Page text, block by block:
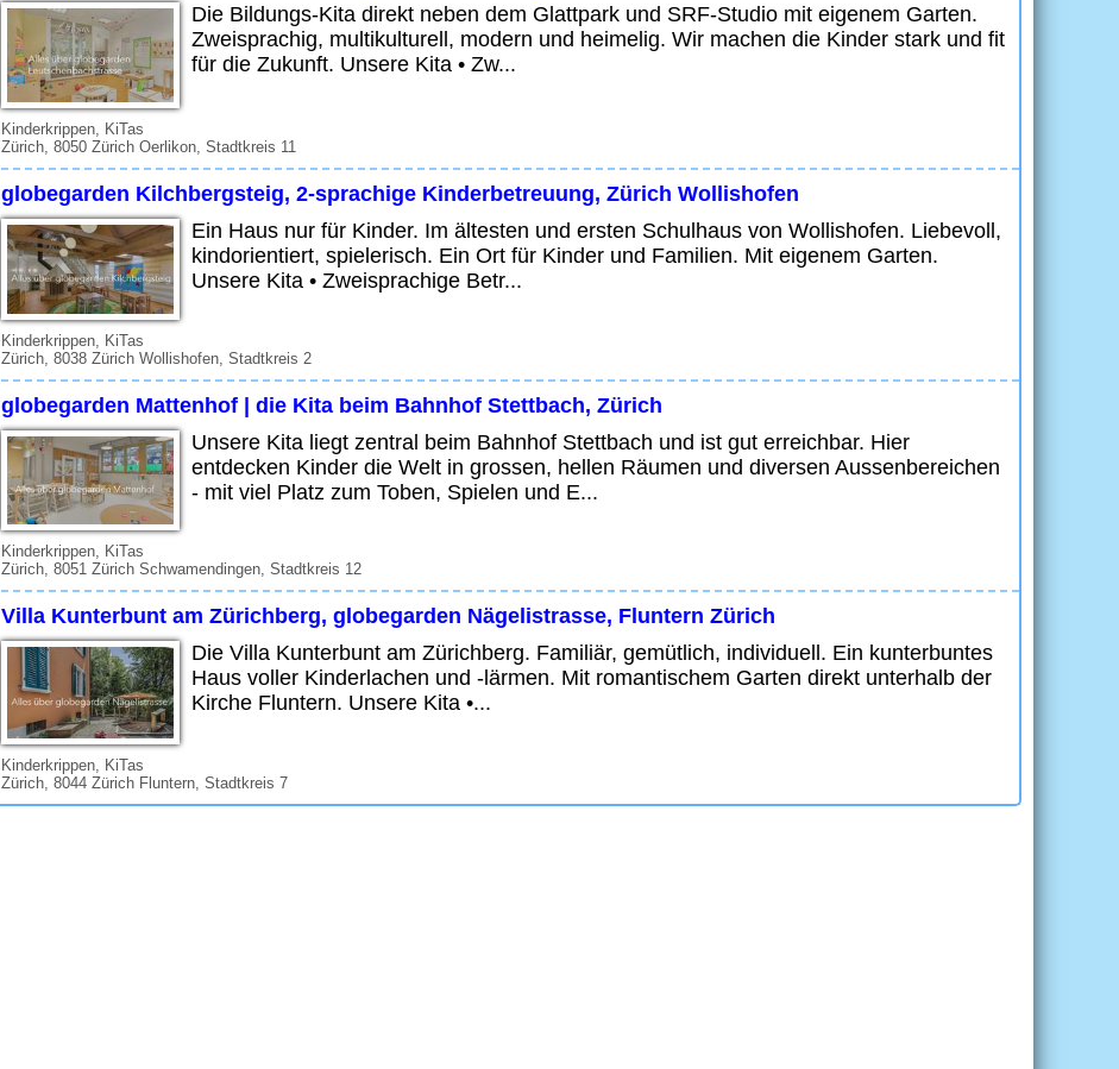
Die Bildungs-Kita direkt neben dem Glattpark und SRF-Studio mit eigenem Garten.
Zweisprachig, multikulturell, modern und heimelig. Wir machen die Kinder stark und fit
für die Zukunft. Unsere Kita • Zw...
Kinderkrippen, KiTas
Zürich, 8050 Zürich Oerlikon, Stadtkreis 11
globegarden Kilchbergsteig, 2-sprachige Kinderbetreuung, Zürich Wollishofen
Ein Haus nur für Kinder. Im ältesten und ersten Schulhaus von Wollishofen. Liebevoll,
kindorientiert, spielerisch. Ein Ort für Kinder und Familien. Mit eigenem Garten.
Unsere Kita • Zweisprachige Betr...
Kinderkrippen, KiTas
Zürich, 8038 Zürich Wollishofen, Stadtkreis 2
globegarden Mattenhof | die Kita beim Bahnhof Stettbach, Zürich
Unsere Kita liegt zentral beim Bahnhof Stettbach und ist gut erreichbar. Hier
entdecken Kinder die Welt in grossen, hellen Räumen und diversen Aussenbereichen
- mit viel Platz zum Toben, Spielen und E...
Kinderkrippen, KiTas
Zürich, 8051 Zürich Schwamendingen, Stadtkreis 12
Villa Kunterbunt am Zürichberg, globegarden Nägelistrasse, Fluntern Zürich
Die Villa Kunterbunt am Zürichberg. Familiär, gemütlich, individuell. Ein kunterbuntes
Haus voller Kinderlachen und -lärmen. Mit romantischem Garten direkt unterhalb der
Kirche Fluntern. Unsere Kita •...
Kinderkrippen, KiTas
Zürich, 8044 Zürich Fluntern, Stadtkreis 7